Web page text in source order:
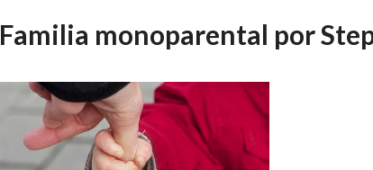
Familia monoparental por